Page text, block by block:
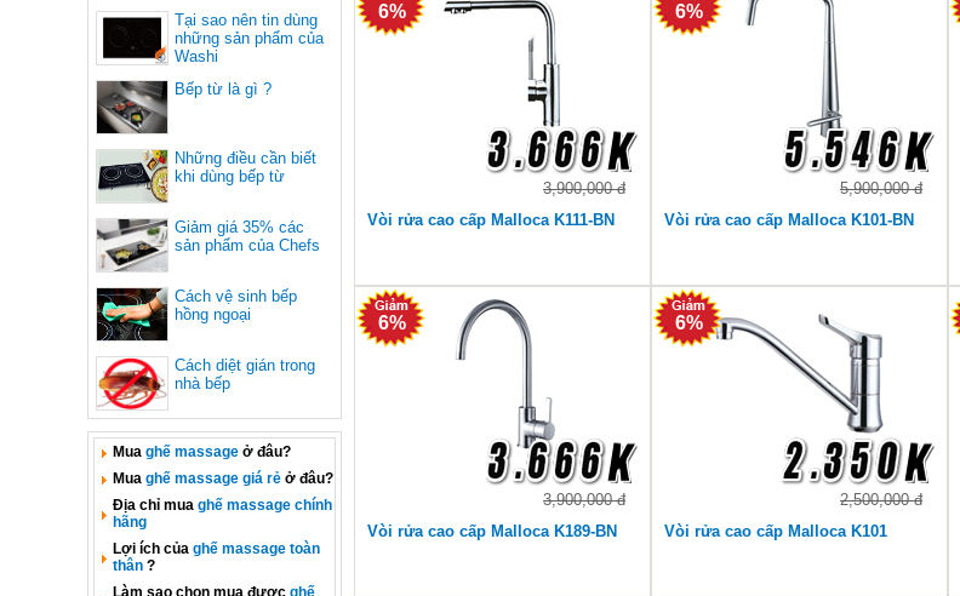
Tại sao nên tin dùng
những sản phẩm của
Washi
Bếp từ là gì ?
Những điều cần biết
khi dùng bếp từ
Giảm giá 35% các
sản phẩm của Chefs
Cách vệ sinh bếp
hồng ngoại
Cách diệt gián trong
nhà bếp
Mua ghế massage ở đâu?
Mua ghế massage giá rẻ ở đâu?
Địa chỉ mua ghế massage chính
hãng
Lợi ích của ghế massage toàn
thân ?
Làm sao chọn mua được ghế
6%
3,900,000 đ
Vòi rửa cao cấp Malloca K111-BN
6%
5,900,000 đ
Vòi rửa cao cấp Malloca K101-BN
6%
3,900,000 đ
Vòi rửa cao cấp Malloca K189-BN
6%
2,500,000 đ
Vòi rửa cao cấp Malloca K101